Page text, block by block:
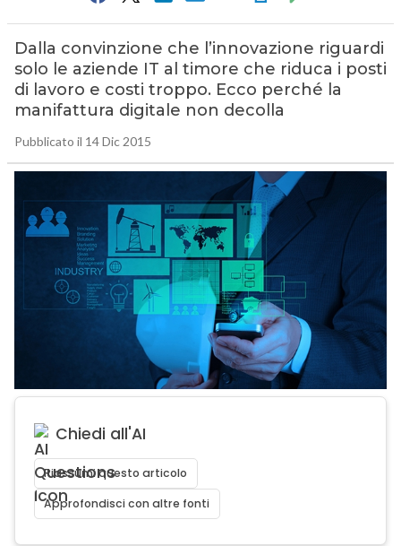
Dalla convinzione che l’innovazione riguardi
solo le aziende IT al timore che riduca i posti
di lavoro e costi troppo. Ecco perché la
manifattura digitale non decolla
Pubblicato il 14 Dic 2015
Chiedi all'AI
Riassumi questo articolo
Approfondisci con altre fonti